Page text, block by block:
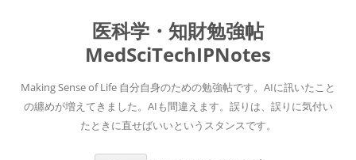
医科学・知財勉強帖
MedSciTechIPNotes
Making Sense of Life 自分自身のための勉強帖です。AIに訊いたこと
の纏めが増えてきました。AIも間違えます。誤りは、誤りに気付い
たときに直せばいいというスタンスです。